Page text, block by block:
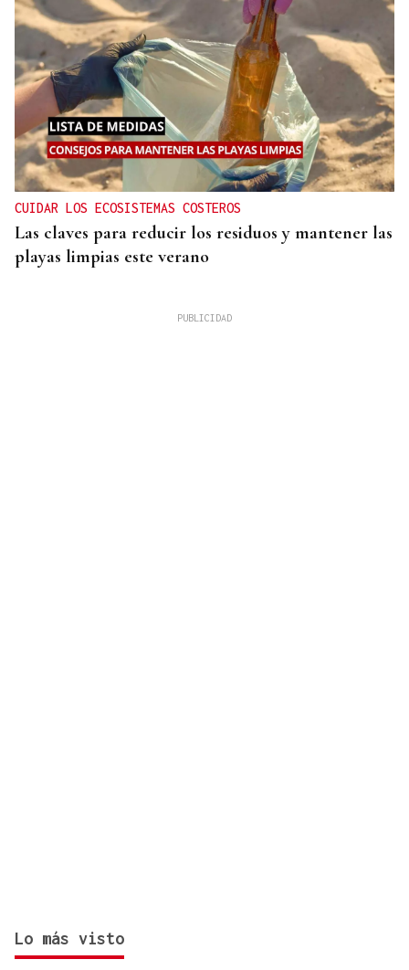
CUIDAR LOS ECOSISTEMAS COSTEROS
Las claves para reducir los residuos y mantener las
playas limpias este verano
Lo más visto